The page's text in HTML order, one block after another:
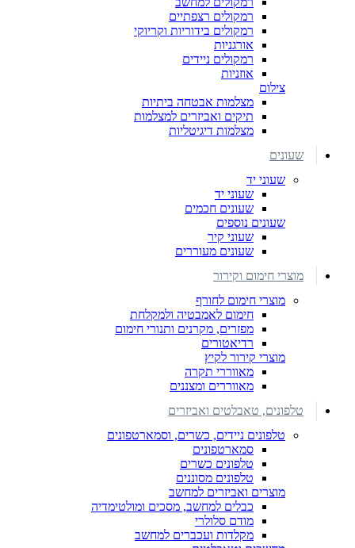
רמקולים רצפתיים
רמקולים בידוריות וקריוקי
אורגניות
רמקולים ניידים
אוזניות
צילום
מצלמות אבטחה ביתיות
תיקים ואביזרים למצלמות
מצלמות דיגיטליות
שעונים
שעוני יד
שעוני יד
שעונים חכמים
שעונים נוספים
שעוני קיר
שעונים מעוררים
מוצרי חימום וקירור
מוצרי חימום לחורף
חימום לאמבטיה ולמקלחת
מפזרים, מקרנים ותנורי חימום
רדיאטורים
מוצרי קירור לקיץ
מאווררי תקרה
מאווררים ומצננים
טלפונים, טאבלטים ואביזרים
טלפונים ניידים, כשרים, וסמארטפונים
סמארטפונים
טלפונים כשרים
טלפונים מסוננים
מוצרים ואביזרים למחשב
כבלים למחשב, מסכים ומולטימדיה
מודם סלולרי
מקלדות ועכברים למחשב